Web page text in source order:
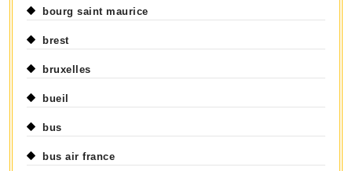
bourg saint maurice
brest
bruxelles
bueil
bus
bus air france